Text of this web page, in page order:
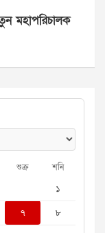
মহাপরিচালক
শুক্র শনি
১
৭
৮